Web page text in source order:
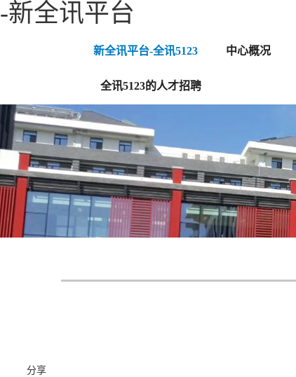
-新全讯平台
新全讯平台-全讯5123 中心概况
全讯5123的人才招聘
分享